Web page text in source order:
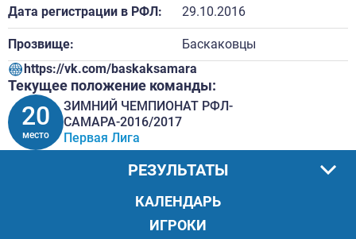
Дата регистрации в РФЛ: 29.10.2016
Прозвище:
Баскаковцы
https://vk.com/baskaksamara
Текущее положение команды:
20
место
ЗИМНИЙ ЧЕМПИОНАТ РФЛ-
САМАРА-2016/2017
Первая Лига
РЕЗУЛЬТАТЫ
КАЛЕНДАРЬ
ИГРОКИ